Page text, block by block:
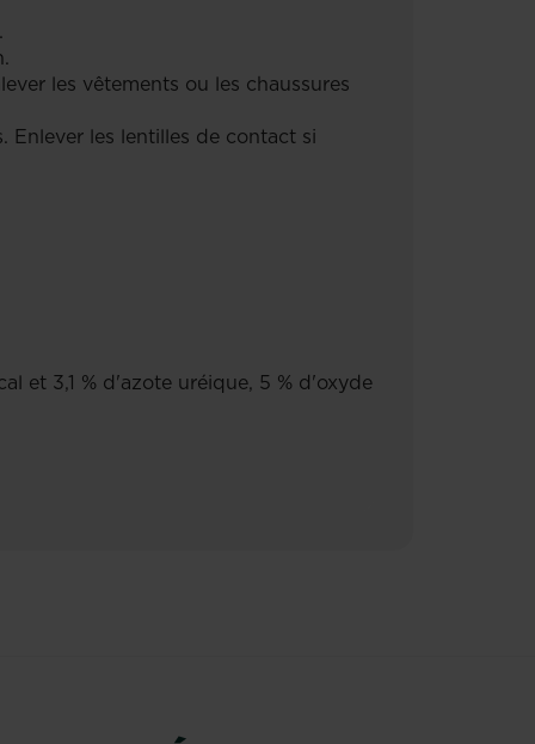
les vêtements ou les chaussures
Enlever les lentilles de contact si
et 3,1 % d'azote uréique, 5 % d'oxyde